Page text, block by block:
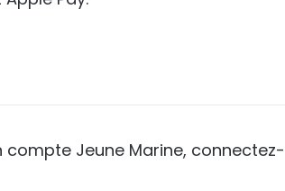
compte Jeune Marine,